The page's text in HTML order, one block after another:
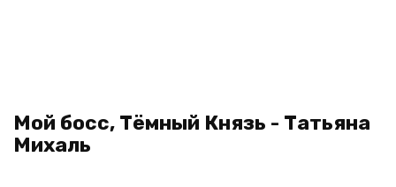
Мой босс, Тёмный Князь - Татьяна
Михаль